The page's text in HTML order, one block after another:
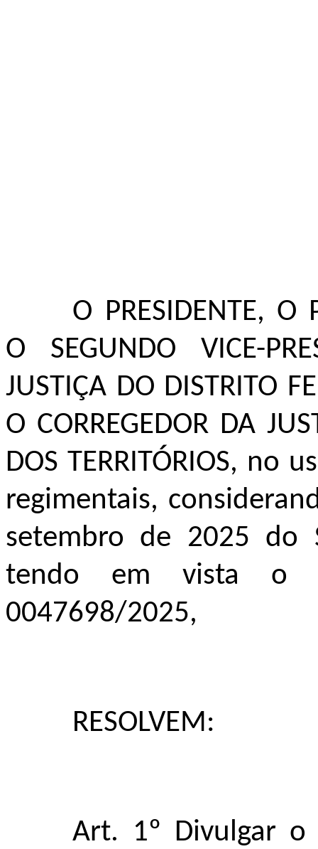
O PRESIDENTE, O
O SEGUNDO VICE-
JUSTIÇA DO DISTRITO
O CORREGEDOR DA
DOS TERRITÓRIOS, no
regimentais,
setembro de 2025 do
tendo em vista o
0047698/2025,
RESOLVEM:
Art. 1º Divulgar